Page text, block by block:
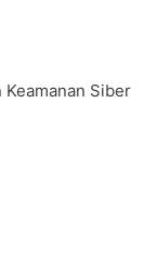
Keamanan Siber